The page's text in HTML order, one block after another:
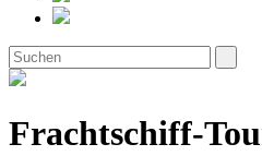
Frachtschiff-